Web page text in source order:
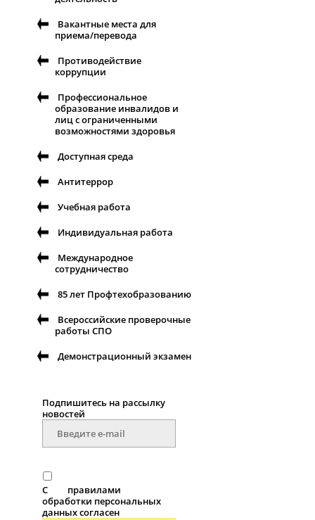
Вакантные места для
приема/перевода
Противодействие
коррупции
Профессиональное
образование инвалидов и
лиц с ограниченными
возможностями здоровья
Доступная среда
Антитеррор
Учебная работа
Индивидуальная работа
Международное
сотрудничество
85 лет Профтехобразованию
Всероссийские проверочные
работы СПО
Демонстрационный экзамен
Подпишитесь на рассылку
новостей
С
правилами
обработки персональных
данных согласен